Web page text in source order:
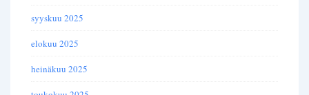
syyskuu 2025
elokuu 2025
heinäkuu 2025